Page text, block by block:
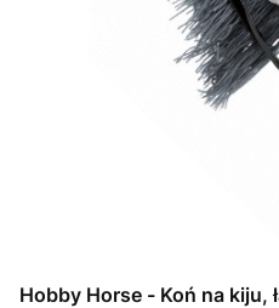
Hobby Horse - Koń na kiju,